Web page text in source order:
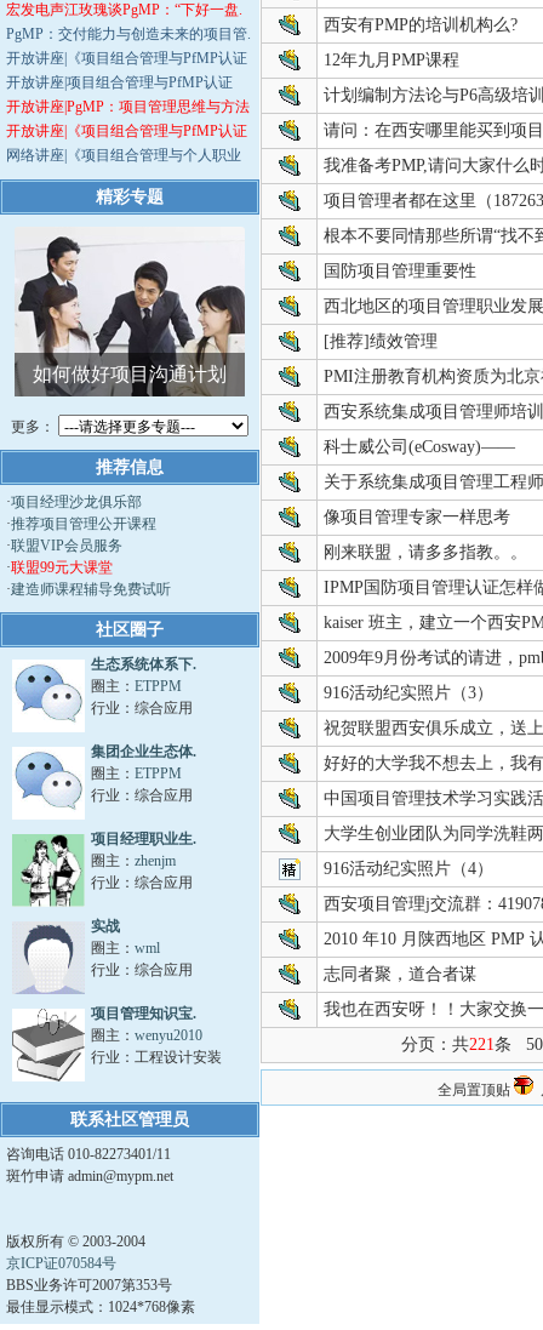
宏发电声江玫瑰谈PgMP：“下好一盘.
PgMP：交付能力与创造未来的项目管.
开放讲座|《项目组合管理与PfMP认证
开放讲座|项目组合管理与PfMP认证
开放讲座|PgMP：项目管理思维与方法
开放讲座|《项目组合管理与PfMP认证
网络讲座|《项目组合管理与个人职业
精彩专题
如何做好项目沟通计划 软件项目质量管理 国际
更多：
推荐信息
·项目经理沙龙俱乐部
·推荐项目管理公开课程
·联盟VIP会员服务
·联盟99元大课堂
·建造师课程辅导免费试听
社区圈子
生态系统体系下.
圈主： ETPPM
行业：综合应用
集团企业生态体.
圈主： ETPPM
行业：综合应用
项目经理职业生.
圈主： zhenjm
行业：综合应用
实战
圈主： wml
行业：综合应用
项目管理知识宝.
圈主： wenyu2010
行业：工程设计安装
联系社区管理员
咨询电话 010-82273401/11
斑竹申请 admin@mypm.net
版权所有 © 2003-2004
京ICP证070584号
BBS业务许可2007第353号
最佳显示模式：1024*768像素
西安有PMP的培训机构么?
12年九月PMP课程
计划编制方法论与P6高级培
请问：在西安哪里能买到项
我准备考PMP,请问大家什么
项目管理者都在这里（
根本不要同情那些所谓“找不
国防项目管理重要性
西北地区的项目管理职业发
[推荐]绩效管理
PMI注册教育机构资质为北
西安系统集成项目管理师培
科士威公司(eCosway)——
关于系统集成项目管理工程
像项目管理专家一样思考
刚来联盟，请多多指教。。
IPMP国防项目管理认证怎样
kaiser 班主，建立一个西安
2009年9月份考试的请进，
916活动纪实照片（3）
祝贺联盟西安俱乐成立，送
好好的大学我不想去上，我
中国项目管理技术学习实践
大学生创业团队为同学洗鞋
916活动纪实照片（4）
西安项目管理j交流群：
2010 年10 月陕西地区 PMP
志同者聚，道合者谋
我也在西安呀！！大家交换
分页：共221条
全局置顶贴